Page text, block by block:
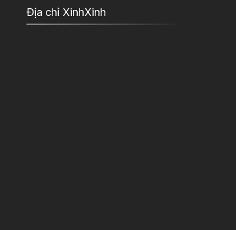
Địa chỉ XinhXinh